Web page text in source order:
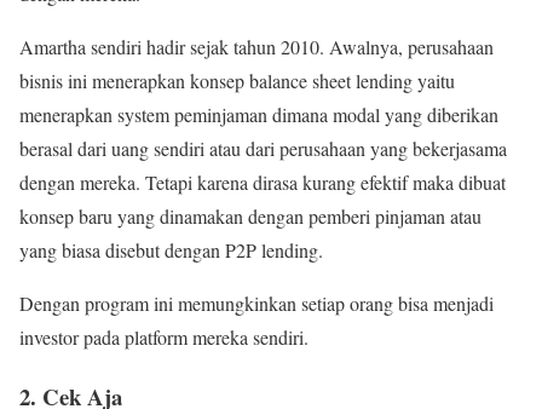
Amartha sendiri hadir sejak tahun 2010. Awalnya, perusahaan
bisnis ini menerapkan konsep balance sheet lending yaitu
menerapkan system peminjaman dimana modal yang diberikan
berasal dari uang sendiri atau dari perusahaan yang bekerjasama
dengan mereka. Tetapi karena dirasa kurang efektif maka dibuat
konsep baru yang dinamakan dengan pemberi pinjaman atau
yang biasa disebut dengan P2P lending.
Dengan program ini memungkinkan setiap orang bisa menjadi
investor pada platform mereka sendiri.
2. Cek Aja